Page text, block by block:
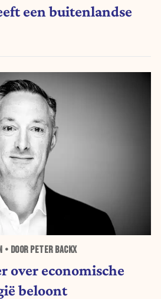
een buitenlandse
• DOOR PETER BACKX
over economische
beloont